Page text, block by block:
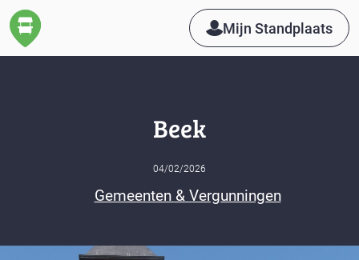
Mijn Standplaats
Beek
04/02/2026
Gemeenten & Vergunningen